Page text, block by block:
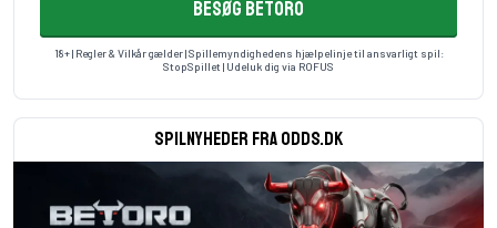
BESØG BETORO
18+ | Regler & Vilkår gælder | Spillemyndighedens hjælpelinje til ansvarligt spil:
StopSpillet | Udeluk dig via ROFUS
Spilnyheder fra odds.dk